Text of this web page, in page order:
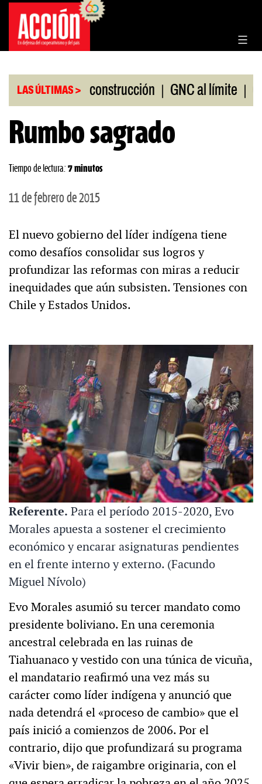
Saltar
contenido
LAS ÚLTIMAS >
de construcción | GNC al límite
Rumbo sagrado
Tiempo de lectura: 7 minutos
11 de febrero de 2015
El nuevo gobierno del líder indígena tiene
como desafíos consolidar sus logros y
profundizar las reformas con miras a reducir
inequidades que aún subsisten. Tensiones con
Chile y Estados Unidos.
Referente. Para el período 2015-2020, Evo
Morales apuesta a sostener el crecimiento
económico y encarar asignaturas pendientes
en el frente interno y externo. (Facundo
Miguel Nívolo)
Evo Morales asumió su tercer mandato como
presidente boliviano. En una ceremonia
ancestral celebrada en las ruinas de
Tiahuanaco y vestido con una túnica de vicuña,
el mandatario reafirmó una vez más su
carácter como líder indígena y anunció que
nada detendrá el «proceso de cambio» que el
país inició a comienzos de 2006. Por el
contrario, dijo que profundizará su programa
«Vivir bien», de raigambre originaria, con el